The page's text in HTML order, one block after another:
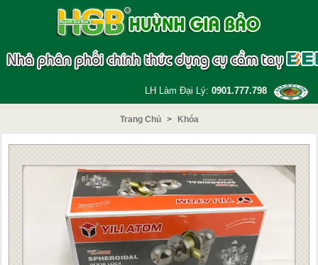
LH Làm Đại Lý: 0901.777.798
Trang Chủ > Khóa